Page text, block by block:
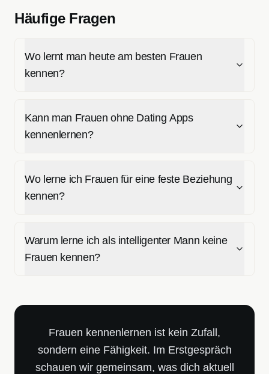
Häufige Fragen
Wo lernt man heute am besten Frauen
kennen?
Kann man Frauen ohne Dating Apps
kennenlernen?
Wo lerne ich Frauen für eine feste Beziehung
kennen?
Warum lerne ich als intelligenter Mann keine
Frauen kennen?
Frauen kennenlernen ist kein Zufall,
sondern eine Fähigkeit. Im Erstgespräch
schauen wir gemeinsam, was dich aktuell